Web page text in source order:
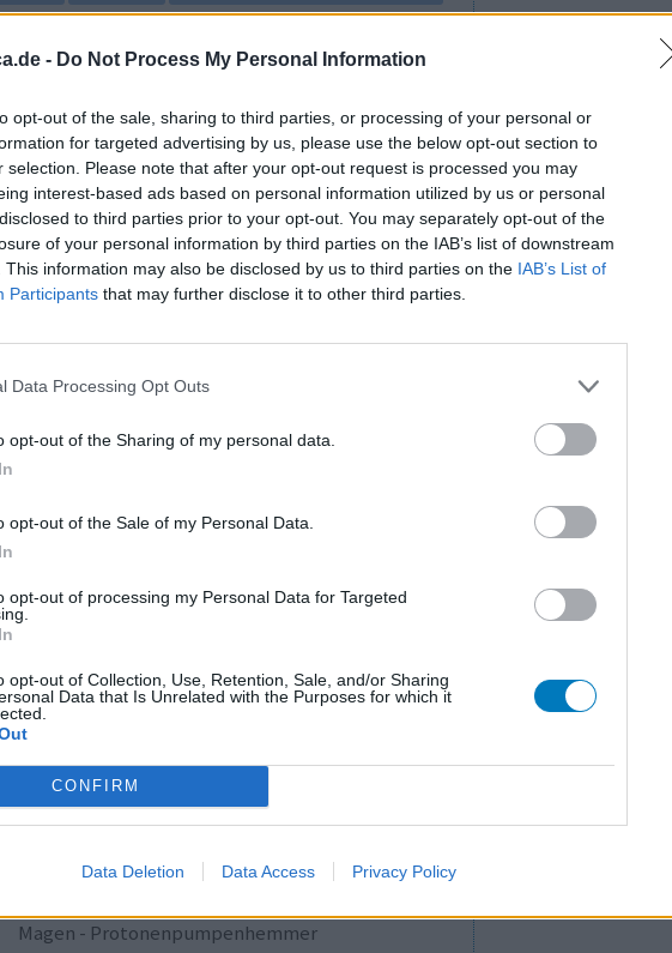
- Do Not Process My Personal Information
opt-out of the sale, sharing to third parties, or processing of your personal or
for targeted advertising by us, please use the below opt-out section to
selection. Please note that after your opt-out request is processed you may
interest-based ads based on personal information utilized by us or personal
to third parties prior to your opt-out. You may separately opt-out of the
of your personal information by third parties on the IAB’s list of downstream
This information may also be disclosed by us to third parties on the IAB’s List of
Participants that may further disclose it to other third parties.
Data Processing Opt Outs
opt-out of the Sharing of my personal data.
opt-out of the Sale of my Personal Data.
opt-out of processing my Personal Data for Targeted
opt-out of Collection, Use, Retention, Sale, and/or Sharing
Data that Is Unrelated with the Purposes for which it
CONFIRM
Data Deletion Data Access Privacy Policy
Wirksamkeit
Anzahl Nebenwirkungen
ich^^ hat
Depression - SSRI
Cholesterin
Depression - SSRI
Sucht
Depression - SSRI
Magen - Protonenpumpenhemmer